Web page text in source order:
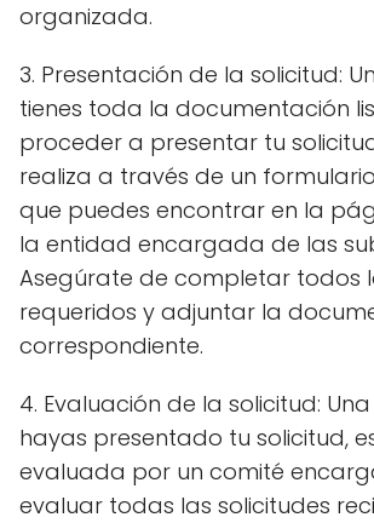
organizada.
3. Presentación de la solicitud:
tienes toda la documentación
proceder a presentar tu
realiza a través de un
que puedes encontrar en la
la entidad encargada de las
Asegúrate de completar todos
requeridos y adjuntar la
correspondiente.
4. Evaluación de la solicitud:
hayas presentado tu solicitud,
evaluada por un comité
evaluar todas las solicitudes